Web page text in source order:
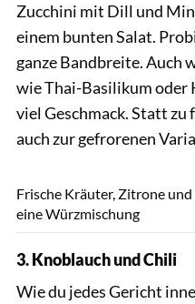
Zucchini mit Dill und
einem bunten Salat.
ganze Bandbreite. Auch
wie Thai-Basilikum oder
viel Geschmack. Statt
auch zur gefrorenen
Frische Kräuter, Zitrone
eine Würzmischung
3. Knoblauch und Chili
Wie du jedes Gericht